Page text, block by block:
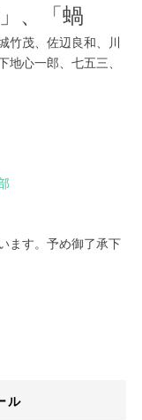
、「蝸
竹茂、佐辺良和、川
心一郎、七五三、
ます。予め御了承下
ル